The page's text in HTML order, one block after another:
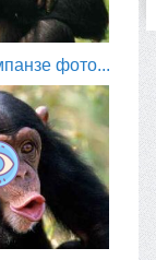
фото...